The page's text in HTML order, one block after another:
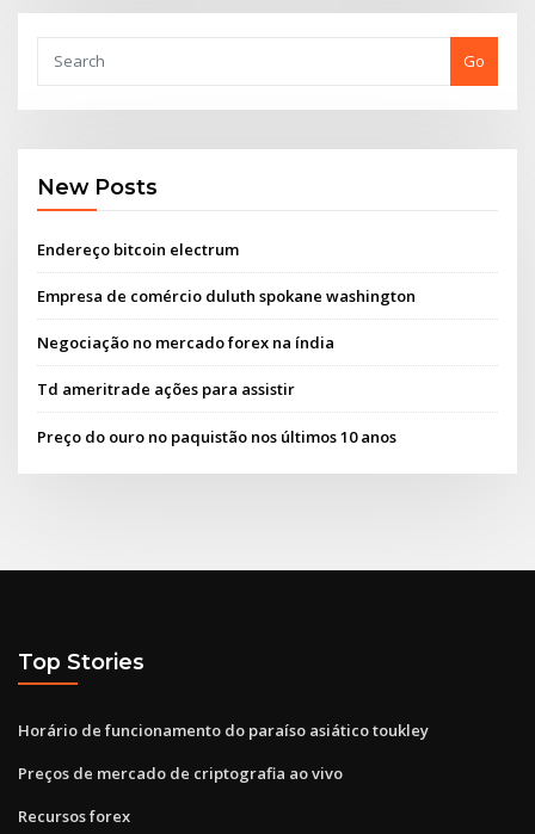
Go
New Posts
Endereço bitcoin electrum
Empresa de comércio duluth spokane washington
Negociação no mercado forex na índia
Td ameritrade ações para assistir
Preço do ouro no paquistão nos últimos 10 anos
Top Stories
Horário de funcionamento do paraíso asiático toukley
Preços de mercado de criptografia ao vivo
Recursos forex